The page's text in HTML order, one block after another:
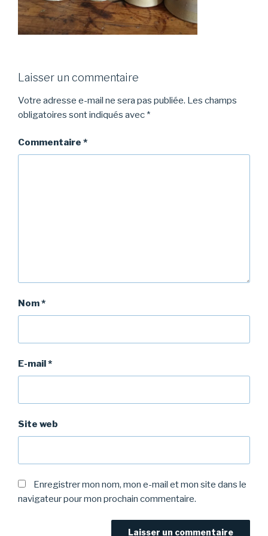
Laisser un commentaire
Votre adresse e-mail ne sera pas publiée. Les champs
obligatoires sont indiqués avec *
Commentaire *
Nom*
E-mail*
Site web
Enregistrer mon nom, mon e-mail et mon site dans le
navigateur pour mon prochain commentaire.